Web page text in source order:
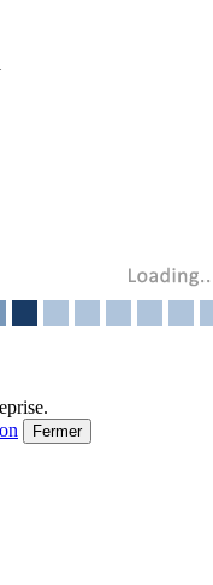
Fermer